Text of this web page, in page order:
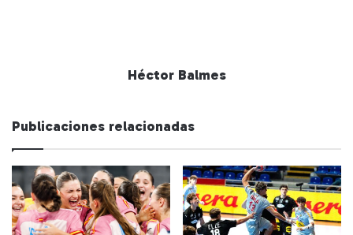
Héctor Balmes
Publicaciones relacionadas